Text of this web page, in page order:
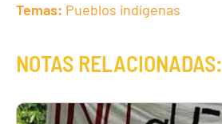
Temas: Pueblos indígenas
NOTAS RELACIONADAS: